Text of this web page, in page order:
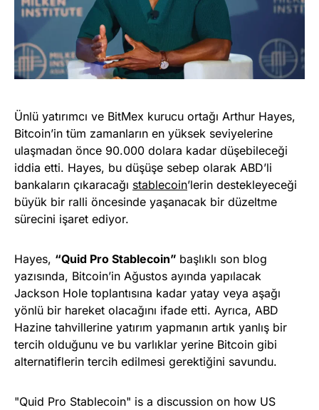
Ünlü yatırımcı ve BitMex kurucu ortağı Arthur Hayes,
Bitcoin’in tüm zamanların en yüksek seviyelerine
ulaşmadan önce 90.000 dolara kadar düşebileceği
iddia etti. Hayes, bu düşüşe sebep olarak ABD’li
bankaların çıkaracağı stablecoin’lerin destekleyeceği
büyük bir ralli öncesinde yaşanacak bir düzeltme
sürecini işaret ediyor.
Hayes, “Quid Pro Stablecoin” başlıklı son blog
yazısında, Bitcoin’in Ağustos ayında yapılacak
Jackson Hole toplantısına kadar yatay veya aşağı
yönlü bir hareket olacağını ifade etti. Ayrıca, ABD
Hazine tahvillerine yatırım yapmanın artık yanlış bir
tercih olduğunu ve bu varlıklar yerine Bitcoin gibi
alternatiflerin tercih edilmesi gerektiğini savundu.
"Quid Pro Stablecoin" is a discussion on how US